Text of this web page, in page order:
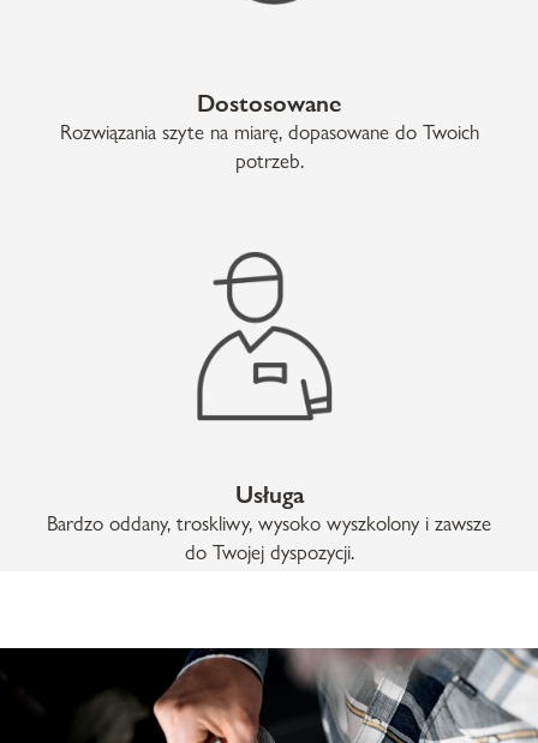
Dostosowane
Rozwiązania szyte na miarę, dopasowane do Twoich
potrzeb.
Usługa
Bardzo oddany, troskliwy, wysoko wyszkolony i zawsze
do Twojej dyspozycji.